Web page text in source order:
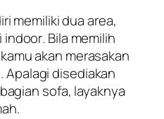
memiliki dua area,
indoor. Bila memilih
akan merasakan
. Apalagi disediakan
sofa, layaknya